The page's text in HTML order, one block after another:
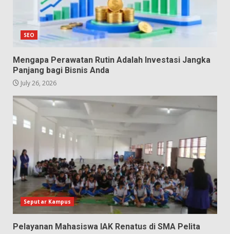
SEO
Mengapa Perawatan Rutin Adalah Investasi Jangka
Panjang bagi Bisnis Anda
July 26, 2026
Seputar Kampus
Pelayanan Mahasiswa IAK Renatus di SMA Pelita